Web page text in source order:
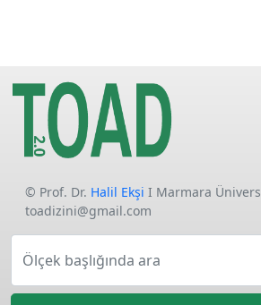
© Prof. Dr. Halil Ekşi I Marmara
toadizini@gmail.com
Ölçek başlığında ara